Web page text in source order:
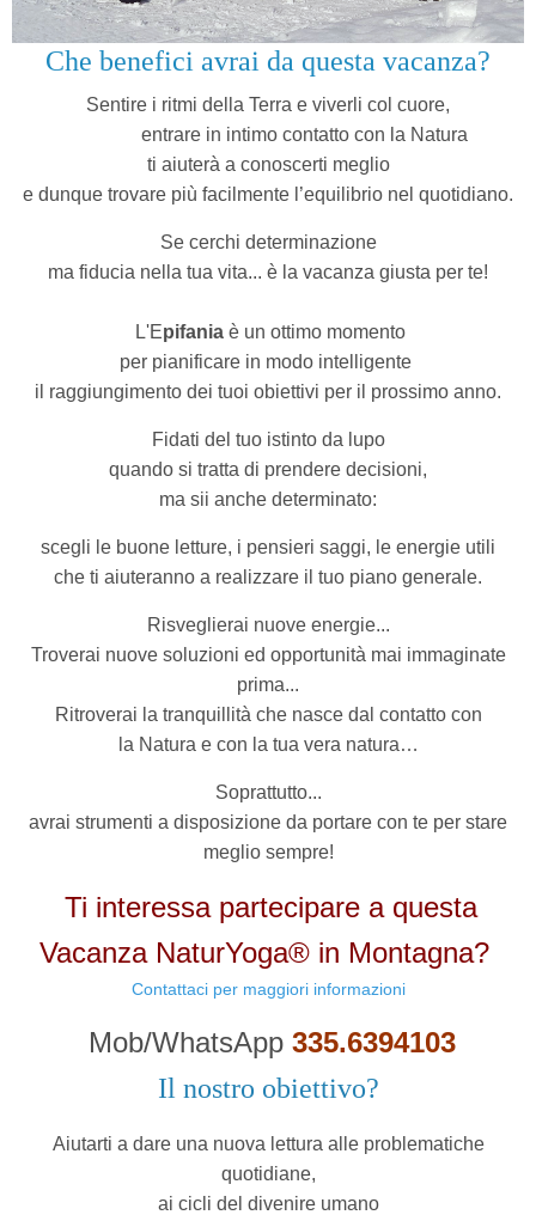
Che benefici avrai da questa vacanza?
Sentire i ritmi della Terra e viverli col cuore,
entrare in intimo contatto con la Natura
ti aiuterà a conoscerti meglio
e dunque trovare più facilmente l’equilibrio nel quotidiano.
Se cerchi determinazione
ma fiducia nella tua vita... è la vacanza giusta per te!
L'Epifania è un ottimo momento
per pianificare in modo intelligente
il raggiungimento dei tuoi obiettivi per il prossimo anno.
Fidati del tuo istinto da lupo
quando si tratta di prendere decisioni,
ma sii anche determinato:
scegli le buone letture, i pensieri saggi, le energie utili
che ti aiuteranno a realizzare il tuo piano generale.
Risveglierai nuove energie...
Troverai nuove soluzioni ed opportunità mai immaginate
prima...
Ritroverai la tranquillità che nasce dal contatto con
la Natura e con la tua vera natura…
Soprattutto...
avrai strumenti a disposizione da portare con te per stare
meglio sempre!
Ti interessa partecipare a questa
Vacanza NaturYoga® in Montagna?
Contattaci per maggiori informazioni
Mob/WhatsApp 335.6394103
Il nostro obiettivo?
Aiutarti a dare una nuova lettura alle problematiche
quotidiane,
ai cicli del divenire umano